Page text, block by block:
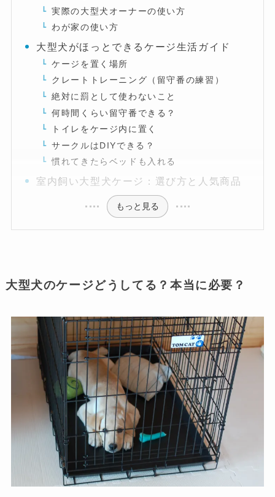
実際の大型犬オーナーの使い方
わが家の使い方
大型犬がほっとできるケージ生活ガイド
ケージを置く場所
クレートトレーニング（留守番の練習）
絶対に罰として使わないこと
何時間くらい留守番できる？
トイレをケージ内に置く
サークルはDIYできる？
慣れてきたらベッドも入れる
室内飼い大型犬ケージ：選び方と人気商品
もっと見る
大型犬のケージどうしてる？本当に必要？